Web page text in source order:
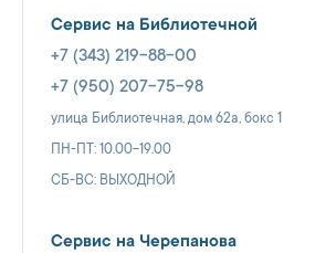
Сервис на Библиотечной
+7 (343) 219-88-00
+7 (950) 207-75-98
улица Библиотечная, дом 62а, бокс 1
ПН-ПТ: 10.00-19.00
СБ-ВС: ВЫХОДНОЙ
Сервис на Черепанова